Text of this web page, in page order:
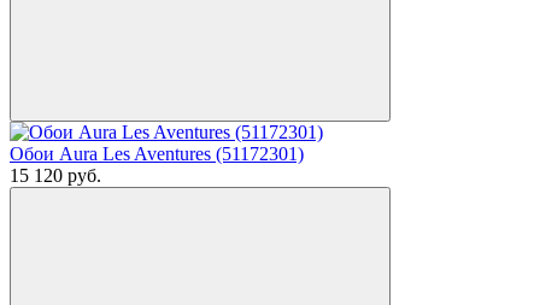
Обои Aura Les Aventures (51172301)
15 120 руб.